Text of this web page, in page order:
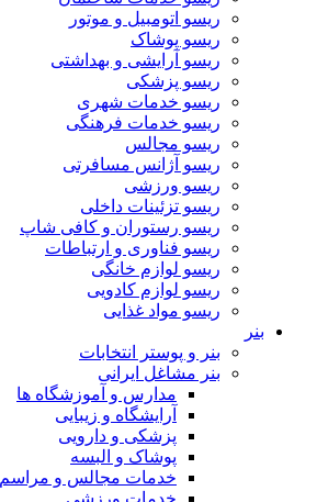
ریسو اتومبیل و موتور
ریسو پوشاک
ریسو آرایشی و بهداشتی
ریسو پزشکی
ریسو خدمات شهری
ریسو خدمات فرهنگی
ریسو مجالس
ریسو آژانس مسافرتی
ریسو ورزشی
ریسو تزئینات داخلی
ریسو رستوران و کافی شاپ
ریسو فناوری و ارتباطات
ریسو لوازم خانگی
ریسو لوازم کادویی
ریسو مواد غذایی
بنر
بنر و پوستر انتخابات
بنر مشاغل ایرانی
مدارس و آموزشگاه ها
آرایشگاه و زیبایی
پزشکی و دارویی
پوشاک و البسه
خدمات مجالس و مراسم
خدمات ورزشی